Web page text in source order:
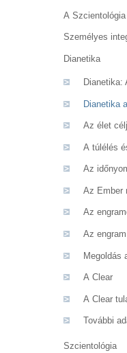
A Szcientológia
Személyes
Dianetika
Dianetika:
Dianetika
Az élet
A túlélés
Az
Az Ember
Az
Az
Megoldás
A Clear
A Clear
További
Szcientológia